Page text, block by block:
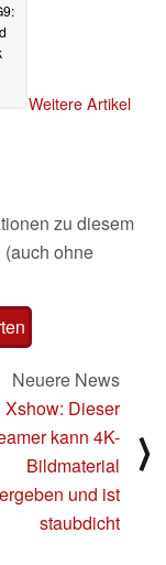
Weitere Artikel
zu diesem
ohne
Neuere News
Xshow: Dieser
kann 4K-
Bildmaterial
und ist
staubdicht
⟩